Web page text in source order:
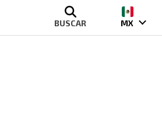
BUSCAR MX